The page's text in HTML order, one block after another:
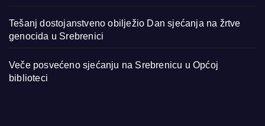
Tešanj dostojanstveno obilježio Dan sjećanja na žrtve
genocida u Srebrenici
Veče posvećeno sjećanju na Srebrenicu u Općoj
biblioteci